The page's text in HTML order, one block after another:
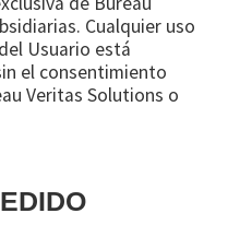
Cualquier uso
Usuario está
el consentimiento
Veritas Solutions o